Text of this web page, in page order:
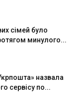
сімей було
минулого...
назвала
сервісу по...